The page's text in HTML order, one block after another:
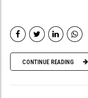
CONTINUE READING